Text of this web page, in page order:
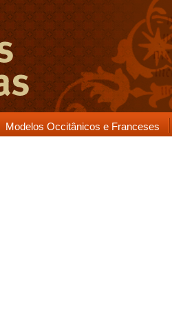
Modelos Occitânicos e Franceses